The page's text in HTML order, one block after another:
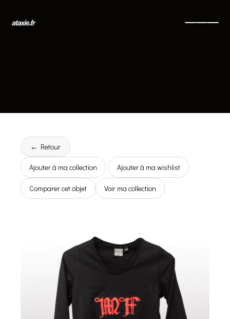
← Retour
Ajouter à ma collection Ajouter à ma wishlist
Comparer cet objet Voir ma collection